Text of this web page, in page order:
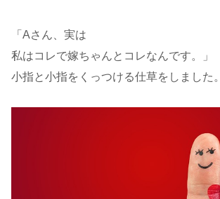
「Aさん、実は
私はコレで嫁ちゃんとコレなんです。」
小指と小指をくっつける仕草をしました。